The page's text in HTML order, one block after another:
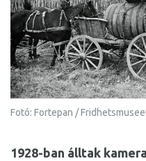
Fotó: Fortepan /
1928-ban álltak